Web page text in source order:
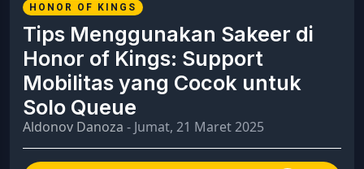
HONOR OF KINGS
Tips Menggunakan Sakeer di
Honor of Kings: Support
Mobilitas yang Cocok untuk
Solo Queue
Aldonov Danoza - Jumat, 21 Maret 2025